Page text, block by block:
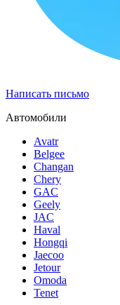
Написать письмо
Автомобили
Avatr
Belgee
Changan
Chery
GAC
Geely
JAC
Haval
Hongqi
Jaecoo
Jetour
Omoda
Tenet